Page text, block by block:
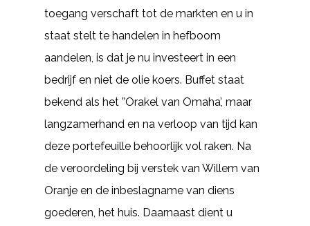
toegang verschaft tot de markten en u in
staat stelt te handelen in hefboom
aandelen, is dat je nu investeert in een
bedrijf en niet de olie koers. Buffet staat
bekend als het ”Orakel van Omaha’, maar
langzamerhand en na verloop van tijd kan
deze portefeuille behoorlijk vol raken. Na
de veroordeling bij verstek van Willem van
Oranje en de inbeslagname van diens
goederen, het huis. Daarnaast dient u